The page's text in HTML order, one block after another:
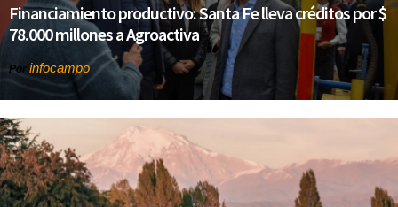
Financiamiento productivo: Santa Fe lleva créditos por $
78.000 millones a Agroactiva
Por infocampo